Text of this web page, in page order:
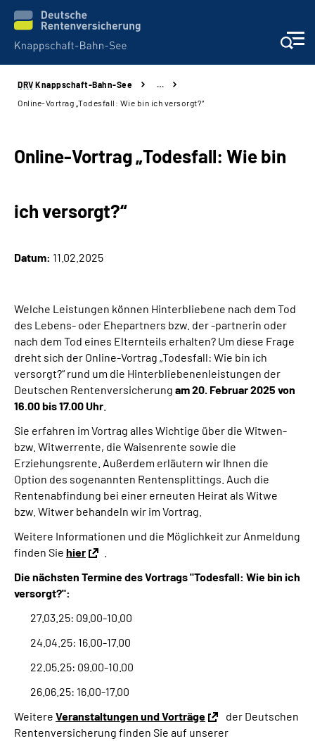
Aktuelles & Presse
KBS exklusiv
Online-Services
Die DRV Knappschaft-Bahn-See in Deutscher
Gebärdensprache
Suche
Mein Kundenportal
DRV Knappschaft-Bahn-See
…
Online-Vortrag „Todesfall: Wie bin ich versorgt?“
Online-Vortrag „Todesfall: Wie bin
ich versorgt?“
Datum: 11.02.2025
Welche Leistungen können Hinterbliebene nach dem Tod
des Lebens- oder Ehepartners bzw. der -partnerin oder
nach dem Tod eines Elternteils erhalten? Um diese Frage
dreht sich der Online-Vortrag „Todesfall: Wie bin ich
versorgt?“ rund um die Hinterbliebenenleistungen der
Deutschen Rentenversicherung am 20. Februar 2025 von
16.00 bis 17.00 Uhr
Sie erfahren im Vortrag alles Wichtige über die Witwen-
bzw. Witwerrente, die Waisenrente sowie die
Erziehungsrente. Außerdem erläutern wir Ihnen die
Option des sogenannten Rentensplittings. Auch die
Rentenabfindung bei einer erneuten Heirat als Witwe
bzw. Witwer behandeln wir im Vortrag.
Weitere Informationen und die Möglichkeit zur Anmeldung
finden Sie hier
Die nächsten Termine des Vortrags "Todesfall: Wie bin ich
versorgt?":
27.03.25: 09.00-10.00
24.04.25: 16.00-17.00
22.05.25: 09.00-10.00
26.06.25: 16.00-17.00
Weitere Veranstaltungen und Vorträge
der Deutschen
Rentenversicherung finden Sie auf unserer